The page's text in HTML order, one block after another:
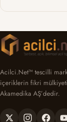
Acilci.Net™ tescilli
içeriklerin fikri
Akamedika AŞ’dedir.